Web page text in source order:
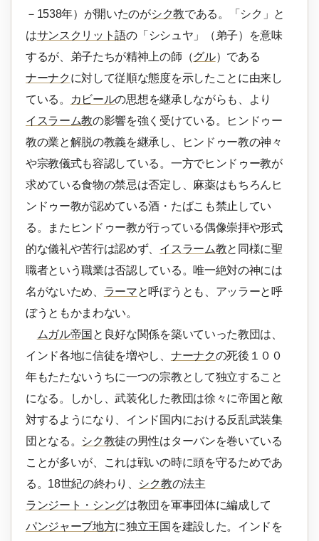
－1538年）が開いたのがシク教である。「シク」と
はサンスクリット語の「シシュヤ」（弟子）を意味
するが、弟子たちが精神上の師（グル）である
ナーナク に対して従順な態度を示したことに由来し
ている。
カビールの思想を継承しながらも、より
イスラーム教の影響を強く受けている。ヒンドゥー
教の業と解脱の教義を継承し、ヒンドゥー教の神々
や宗教儀式も容認している。一方でヒンドゥー教が
求めている食物の禁忌は否定し、麻薬はもちろんヒ
ンドゥー教が認めている酒・たばこも禁止してい
る。またヒンドゥー教が行っている偶像崇拝や形式
的な儀礼や苦行は認めず、 イスラーム教と同様に聖
職者という職業は否認している。唯一絶対の神には
名がないため、 ラーマと呼ぼうとも、アッラーと呼
ぼうともかまわない。
ムガル帝国 と良好な関係を築いていった教団は、
インド各地に信徒を増やし、 ナーナクの死後１００
年もたたないうちに一つの宗教として独立すること
になる。しかし、武装化した教団は徐々に帝国と敵
対するようになり、インド国内における反乱武装集
団となる。 シク教徒の男性はターバンを巻いている
ことが多いが、これは戦いの時に頭を守るためであ
る。18世紀の終わり、 シク教の法主
ランジート・シングは教団を軍事団体に編成して
パンジャーブ地方に独立王国を建設した。インドを